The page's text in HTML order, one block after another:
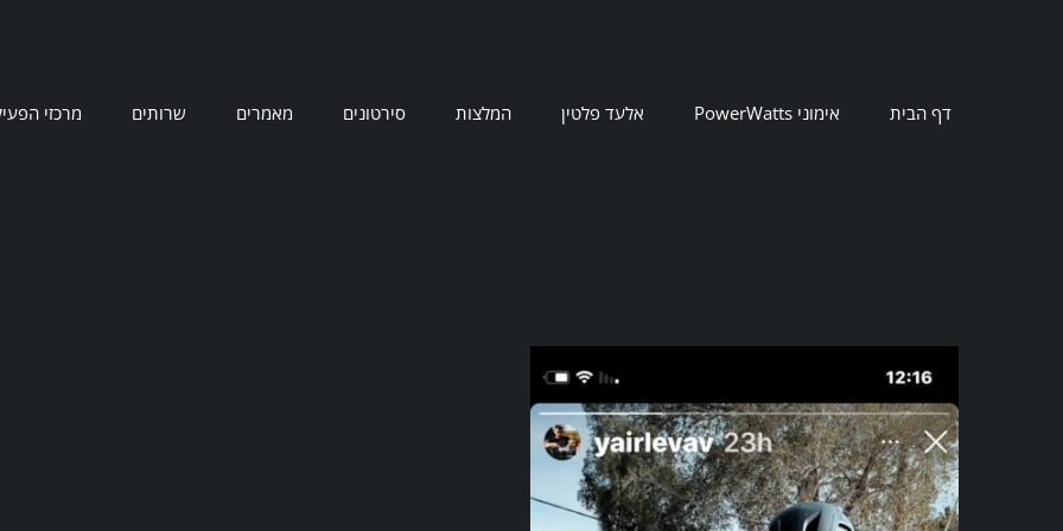
דף הבית אימוני PowerWatts אלעד פלטין המלצות סירטונים מאמרים שרותים מרכזי